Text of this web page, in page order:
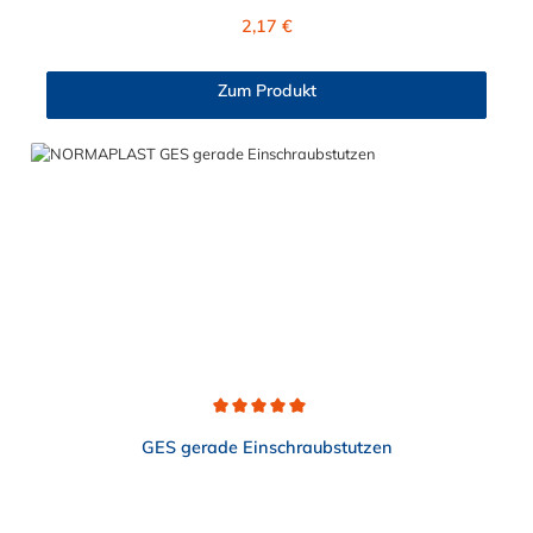
Automobilbau sowie in fast allen Industriebereichen. Diese
der einen Seite, sowie einen Schlauch-Anschlussstutzen auf der
anderen Seite. Der Tannenbaum des Einschraubstutzens
gewährleistet einen sicheren Sitz des Schlauches.
Gegebenenfalls kann eine zusätzliche Sicherung der
Regulärer Preis:
2,17 €
Zum Produkt
GES gerade Einschraubstutzen